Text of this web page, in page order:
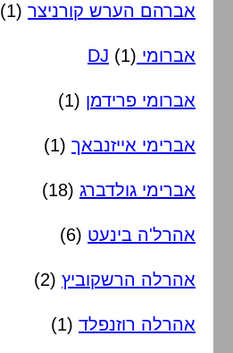
אברהם הערש קורניצר (1)
אברומי DJ (1)
אברומי פרידמן (1)
אברימי אייזנבאך (1)
אברימי גולדברג (18)
אהרל'ה בינעט (6)
אהרלה הרשקוביץ (2)
אהרלה רוזנפלד (1)